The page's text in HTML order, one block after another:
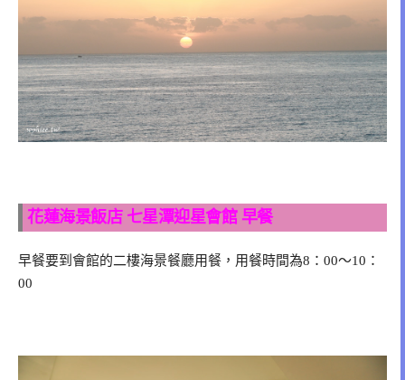
花蓮海景飯店 七星潭迎星會館 早餐
早餐要到會館的二樓海景餐廳用餐，用餐時間為8：00～10：
00